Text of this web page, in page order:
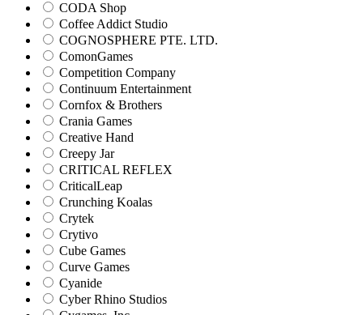
CODA Shop
Coffee Addict Studio
COGNOSPHERE PTE. LTD.
ComonGames
Competition Company
Continuum Entertainment
Cornfox & Brothers
Crania Games
Creative Hand
Creepy Jar
CRITICAL REFLEX
CriticalLeap
Crunching Koalas
Crytek
Crytivo
Cube Games
Curve Games
Cyanide
Cyber Rhino Studios